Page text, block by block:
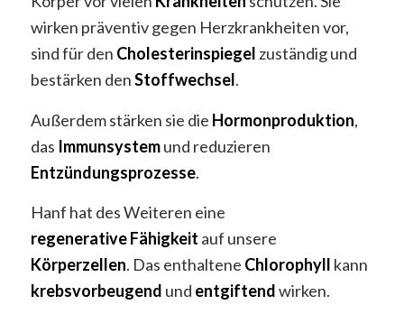
wirken präventiv gegen Herzkrankheiten vor,
sind für den Cholesterinspiegel zuständig und
bestärken denStoffwechsel.
Außerdem stärken sie die Hormonproduktion,
das Immunsystemund reduzieren
Entzündungsprozesse.
Hanf hat des Weiteren eine
regenerative Fähigkeit auf unsere
Körperzellen. Das enthaltene Chlorophyll kann
krebsvorbeugend und entgiftendwirken.